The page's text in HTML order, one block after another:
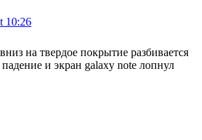
10:26
на твердое покрытие разбивается
и экран galaxy note лопнул